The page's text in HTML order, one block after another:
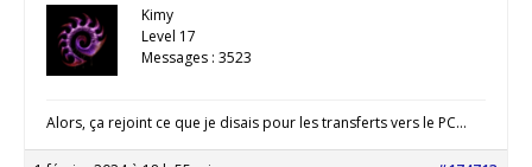
Kimy
Level 17
Messages : 3523
Alors, ça rejoint ce que je disais pour les transferts vers le PC…